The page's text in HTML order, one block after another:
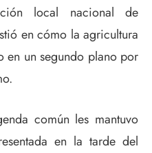
local nacional de
en cómo la agricultura
en un segundo plano por
común les mantuvo
en la tarde del